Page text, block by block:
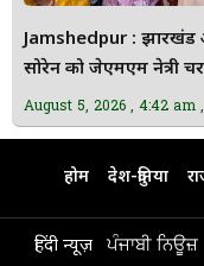
Jamshedpur : झारखंड
सोरेन को जेएमएम नेत्री
August 5, 2026 4:42 am
होम देश-दुनिया
हिंदी न्यूज़ ਪੰਜਾਬੀ ਨਿਊਜ਼